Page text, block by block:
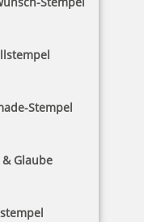
Stempel
Glaube
überraschen. Die
Colop Printer-Modelle
für eigene Fotos und